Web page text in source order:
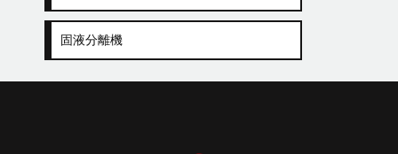
固液分離機